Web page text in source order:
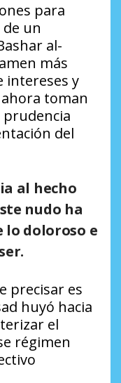
para
un
al-
más
intereses y
toman
del
al hecho
nudo ha
lo doloroso e
precisar es
huyó hacia
el
régimen